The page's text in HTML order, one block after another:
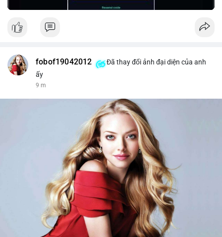
fobof19042012
Đã thay đổi ảnh đại diện của anh
ấy
9 m